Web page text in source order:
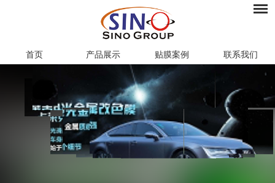
首页 产品展示 贴膜案例 联系我们